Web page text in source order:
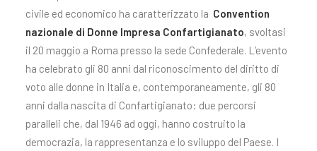
civile ed economico ha caratterizzato la Convention
nazionale di Donne Impresa Confartigianato, svoltasi
il 20 maggio a Roma presso la sede Confederale. L’evento
ha celebrato gli 80 anni dal riconoscimento del diritto di
voto alle donne in Italia e, contemporaneamente, gli 80
anni dalla nascita di Confartigianato: due percorsi
paralleli che, dal 1946 ad oggi, hanno costruito la
democrazia, la rappresentanza e lo sviluppo del Paese. I